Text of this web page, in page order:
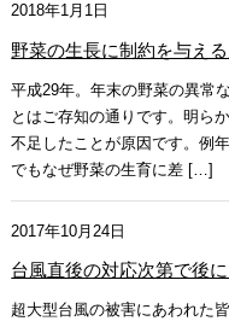
2018年1月1日
野菜の生長に制約を与え
平成29年。年末の野菜の異常
とはご存知の通りです。明ら
不足したことが原因です。例
でもなぜ野菜の生育に差 […]
2017年10月24日
台風直後の対応次第で後
超大型台風の被害にあわれた